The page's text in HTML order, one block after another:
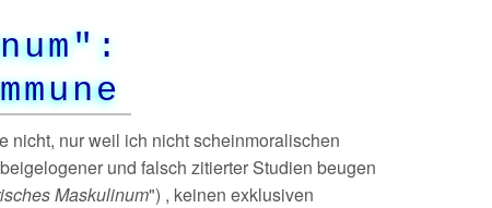
nicht, nur weil ich nicht scheinmoralischen
und falsch zitierter Studien beugen
Maskulinum") , keinen exklusiven